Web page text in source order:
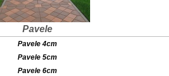
Pavele
Pavele 4cm
Pavele 5cm
Pavele 6cm